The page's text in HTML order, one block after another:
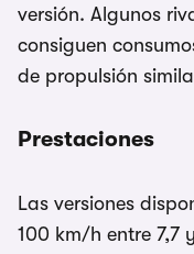
versión. Algunos
consiguen
de propulsión
Prestaciones
Las versiones
100 km/h entre 7,7